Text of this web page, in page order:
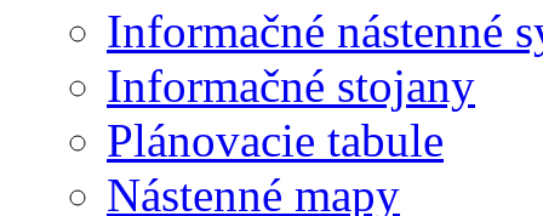
Informačné nástenné
Informačné stojany
Plánovacie tabule
Nástenné mapy